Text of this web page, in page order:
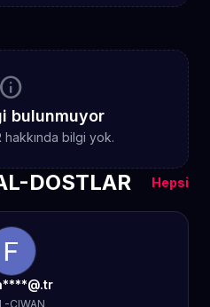
info
bulunmuyor
hakkında bilgi yok.
DOSTLAR Hepsi
CIWAN